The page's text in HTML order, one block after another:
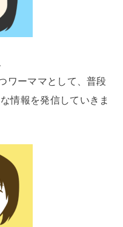
ワーママとして、普段
情報を発信していきま